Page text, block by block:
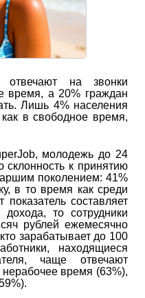
отвечают на звонки
время, а 20% граждан
Лишь 4% населения
в свободное время,
молодежь до 24
склонность к принятию
поколением: 41%
в то время как среди
составляет
то сотрудники
рублей ежемесячно
зарабатывает до 100
находящиеся
чаще отвечают
нерабочее время (63%),